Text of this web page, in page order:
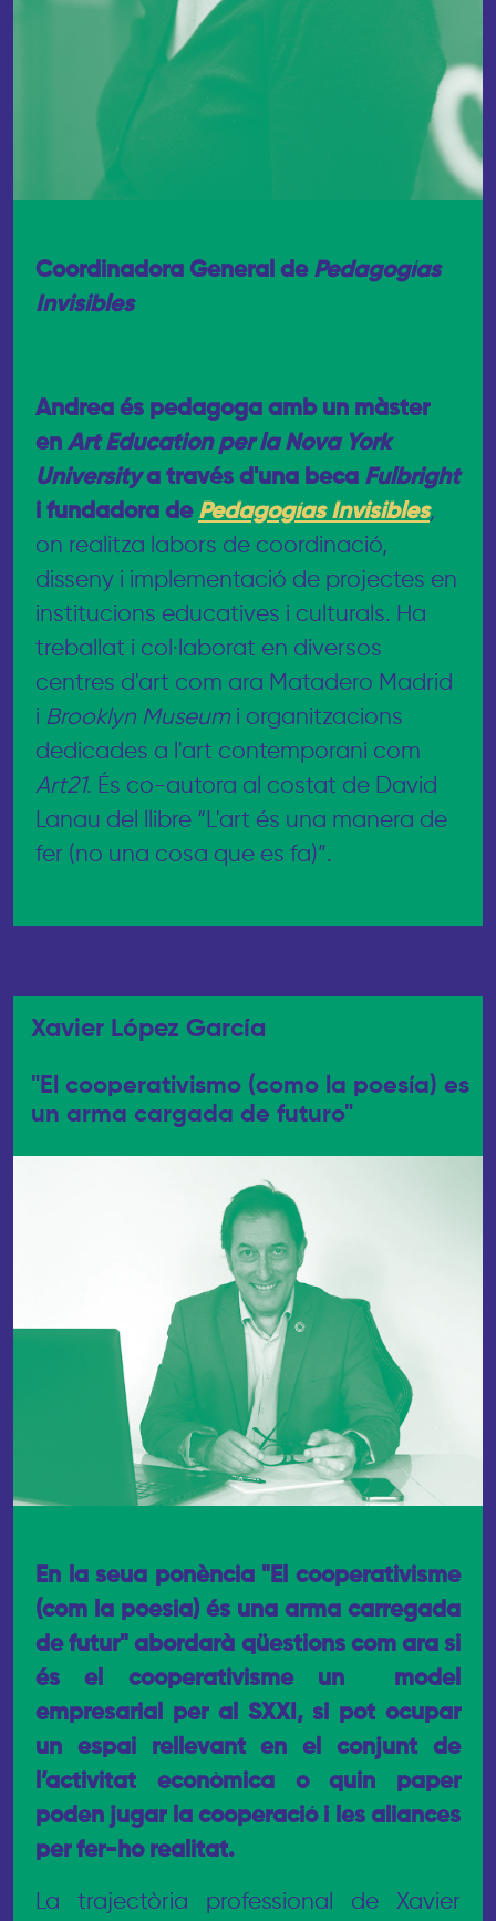
Coordinadora General de Pedagogías
Invisibles
Andrea és pedagoga amb un màster
en Art Education per la Nova York
Universitya través d'una beca Fulbright
i fundadora de Pedagogías Invisibles,
on realitza labors de coordinació,
disseny i implementació de projectes en
institucions educatives i culturals. Ha
treballat i col·laborat en diversos
centres d'art com ara Matadero Madrid
i Brooklyn Museum i organitzacions
dedicades a l'art contemporani com
Art21. És co-autora al costat de David
Lanau del llibre “L'art és una manera de
fer (no una cosa que es fa)”.
Xavier López García
"El cooperativismo (como la poesía) es
un arma cargada de futuro"
En la seua ponència "El cooperativisme
(com la poesia) és una arma carregada
de futur" abordarà qüestions com ara si
és el cooperativisme un model
empresarial per al SXXI, si pot ocupar
un espai rellevant en el conjunt de
l’activitat econòmica o quin paper
poden jugar la cooperació i les aliances
per fer-ho realitat.
La trajectòria professional de Xavier